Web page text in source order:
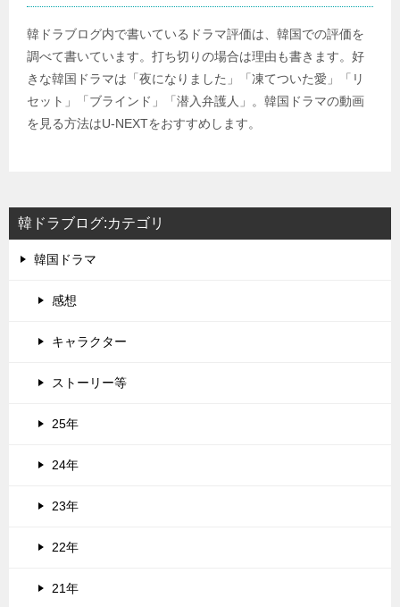
韓ドラブログ内で書いているドラマ評価は、韓国での評価を
調べて書いています。打ち切りの場合は理由も書きます。好
きな韓国ドラマは「夜になりました」「凍てついた愛」「リ
セット」「ブラインド」「潜入弁護人」。韓国ドラマの動画
を見る方法はU-NEXTをおすすめします。
韓ドラブログ:カテゴリ
韓国ドラマ
感想
キャラクター
ストーリー等
25年
24年
23年
22年
21年